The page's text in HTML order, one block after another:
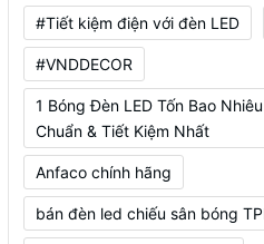
#Tiết kiệm điện với đèn LED
#VNDDECOR
1 Bóng Đèn LED Tốn Bao
Chuẩn & Tiết Kiệm Nhất
Anfaco chính hãng
bán đèn led chiếu sân bóng